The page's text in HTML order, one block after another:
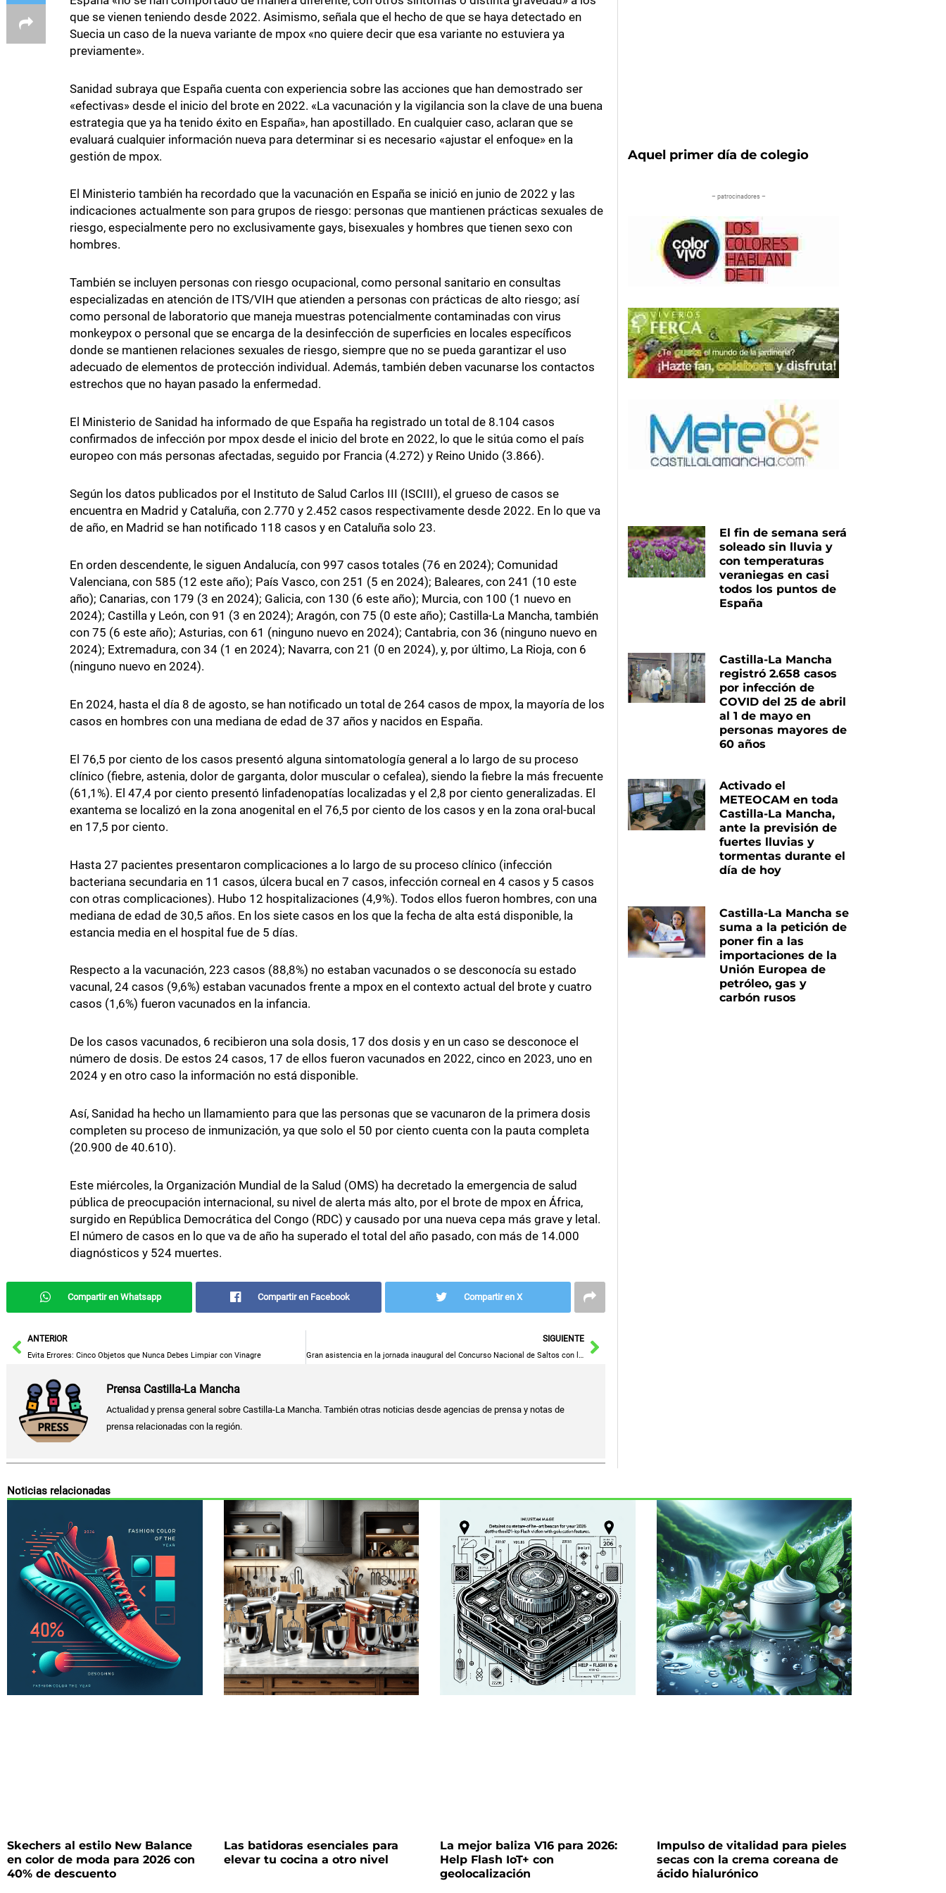
que se vienen teniendo desde 2022. Asimismo, señala que el hecho de que se haya detectado en
Suecia un caso de la nueva variante de mpox «no quiere decir que esa variante no estuviera ya
previamente».
Sanidad subraya que España cuenta con experiencia sobre las acciones que han demostrado ser
«efectivas» desde el inicio del brote en 2022. «La vacunación y la vigilancia son la clave de una buena
estrategia que ya ha tenido éxito en España», han apostillado. En cualquier caso, aclaran que se
evaluará cualquier información nueva para determinar si es necesario «ajustar el enfoque» en la
gestión de mpox.
El Ministerio también ha recordado que la vacunación en España se inició en junio de 2022 y las
indicaciones actualmente son para grupos de riesgo: personas que mantienen prácticas sexuales de
riesgo, especialmente pero no exclusivamente gays, bisexuales y hombres que tienen sexo con
hombres.
También se incluyen personas con riesgo ocupacional, como personal sanitario en consultas
especializadas en atención de ITS/VIH que atienden a personas con prácticas de alto riesgo; así
como personal de laboratorio que maneja muestras potencialmente contaminadas con virus
monkeypox o personal que se encarga de la desinfección de superficies en locales específicos
donde se mantienen relaciones sexuales de riesgo, siempre que no se pueda garantizar el uso
adecuado de elementos de protección individual. Además, también deben vacunarse los contactos
estrechos que no hayan pasado la enfermedad.
El Ministerio de Sanidad ha informado de que España ha registrado un total de 8.104 casos
confirmados de infección por mpox desde el inicio del brote en 2022, lo que le sitúa como el país
europeo con más personas afectadas, seguido por Francia (4.272) y Reino Unido (3.866).
Según los datos publicados por el Instituto de Salud Carlos III (ISCIII), el grueso de casos se
encuentra en Madrid y Cataluña, con 2.770 y 2.452 casos respectivamente desde 2022. En lo que va
de año, en Madrid se han notificado 118 casos y en Cataluña solo 23.
En orden descendente, le siguen Andalucía, con 997 casos totales (76 en 2024); Comunidad
Valenciana, con 585 (12 este año); País Vasco, con 251 (5 en 2024); Baleares, con 241 (10 este
año); Canarias, con 179 (3 en 2024); Galicia, con 130 (6 este año); Murcia, con 100 (1 nuevo en
2024); Castilla y León, con 91 (3 en 2024); Aragón, con 75 (0 este año); Castilla-La Mancha, también
con 75 (6 este año); Asturias, con 61 (ninguno nuevo en 2024); Cantabria, con 36 (ninguno nuevo en
2024); Extremadura, con 34 (1 en 2024); Navarra, con 21 (0 en 2024), y, por último, La Rioja, con 6
(ninguno nuevo en 2024).
En 2024, hasta el día 8 de agosto, se han notificado un total de 264 casos de mpox, la mayoría de los
casos en hombres con una mediana de edad de 37 años y nacidos en España.
El 76,5 por ciento de los casos presentó alguna sintomatología general a lo largo de su proceso
clínico (fiebre, astenia, dolor de garganta, dolor muscular o cefalea), siendo la fiebre la más frecuente
(61,1%). El 47,4 por ciento presentó linfadenopatías localizadas y el 2,8 por ciento generalizadas. El
exantema se localizó en la zona anogenital en el 76,5 por ciento de los casos y en la zona oral-bucal
en 17,5 por ciento.
Hasta 27 pacientes presentaron complicaciones a lo largo de su proceso clínico (infección
bacteriana secundaria en 11 casos, úlcera bucal en 7 casos, infección corneal en 4 casos y 5 casos
con otras complicaciones). Hubo 12 hospitalizaciones (4,9%). Todos ellos fueron hombres, con una
mediana de edad de 30,5 años. En los siete casos en los que la fecha de alta está disponible, la
estancia media en el hospital fue de 5 días.
Respecto a la vacunación, 223 casos (88,8%) no estaban vacunados o se desconocía su estado
vacunal, 24 casos (9,6%) estaban vacunados frente a mpox en el contexto actual del brote y cuatro
casos (1,6%) fueron vacunados en la infancia.
De los casos vacunados, 6 recibieron una sola dosis, 17 dos dosis y en un caso se desconoce el
número de dosis. De estos 24 casos, 17 de ellos fueron vacunados en 2022, cinco en 2023, uno en
2024 y en otro caso la información no está disponible.
Así, Sanidad ha hecho un llamamiento para que las personas que se vacunaron de la primera dosis
completen su proceso de inmunización, ya que solo el 50 por ciento cuenta con la pauta completa
(20.900 de 40.610).
Este miércoles, la Organización Mundial de la Salud (OMS) ha decretado la emergencia de salud
pública de preocupación internacional, su nivel de alerta más alto, por el brote de mpox en África,
surgido en República Democrática del Congo (RDC) y causado por una nueva cepa más grave y letal.
El número de casos en lo que va de año ha superado el total del año pasado, con más de 14.000
diagnósticos y 524 muertes.
Compartir en Whatsapp Compartir en Facebook Compartir en X
AntANTERIOR
Evita Errores: Cinco Objetos que Nunca Debes Limpiar con Vinagre
SIGUIENTE
Gran asistencia en la jornada inaugural del Concurso Nacional de Saltos con la actuación destacada de jinetes y amazonas
Siguiente
Prensa Castilla-La Mancha
Actualidad y prensa general sobre Castilla-La Mancha. También otras noticias desde agencias de prensa y notas de
prensa relacionadas con la región.
Aquel primer día de colegio
– patrocinadores –
El fin de semana será
soleado sin lluvia y
con temperaturas
veraniegas en casi
todos los puntos de
España
Castilla-La Mancha
registró 2.658 casos
por infección de
COVID del 25 de abril
al 1 de mayo en
personas mayores de
60 años
Activado el
METEOCAM en toda
Castilla-La Mancha,
ante la previsión de
fuertes lluvias y
tormentas durante el
día de hoy
Castilla-La Mancha se
suma a la petición de
poner fin a las
importaciones de la
Unión Europea de
petróleo, gas y
carbón rusos
Noticias relacionadas
Skechers al estilo New Balance
en color de moda para 2026 con
40% de descuento
Las batidoras esenciales para
elevar tu cocina a otro nivel
La mejor baliza V16 para 2026:
Help Flash IoT+ con
geolocalización
Impulso de vitalidad para pieles
secas con la crema coreana de
ácido hialurónico